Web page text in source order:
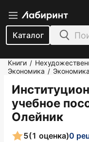
Каталог
Книги /
Экономика / Экономика
учебное
Олейник
5(1 оценка)0